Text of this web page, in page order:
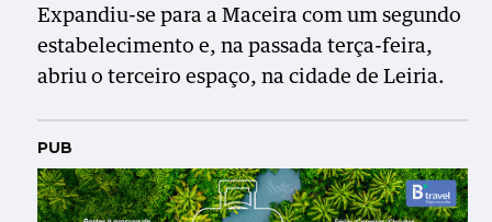
Expandiu-se para a Maceira com um segundo
estabelecimento e, na passada terça-feira,
abriu o terceiro espaço, na cidade de Leiria.
PUB